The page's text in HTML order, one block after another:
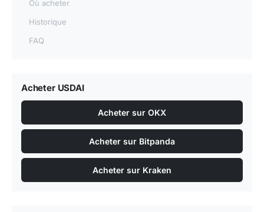
Où acheter
Historique
FAQ
Acheter USDAI
Acheter sur OKX
Acheter sur Bitpanda
Acheter sur Kraken